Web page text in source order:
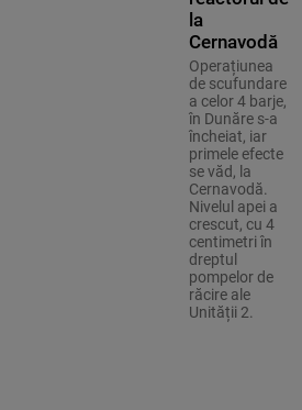
la
Cernavodă
Operațiunea
de scufundare
a celor 4 barje,
în Dunăre s-a
încheiat, iar
primele efecte
se văd, la
Cernavodă.
Nivelul apei a
crescut, cu 4
centimetri în
dreptul
pompelor de
răcire ale
Unității 2.